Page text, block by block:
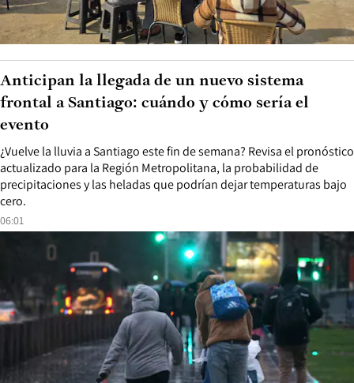
06:01
¿Vuelve la lluvia a Santiago este fin de semana? Revisa el pronóstico
actualizado para la Región Metropolitana, la probabilidad de
precipitaciones y las heladas que podrían dejar temperaturas bajo
cero.
Anticipan la llegada de un nuevo sistema
frontal a Santiago: cuándo y cómo sería el
evento